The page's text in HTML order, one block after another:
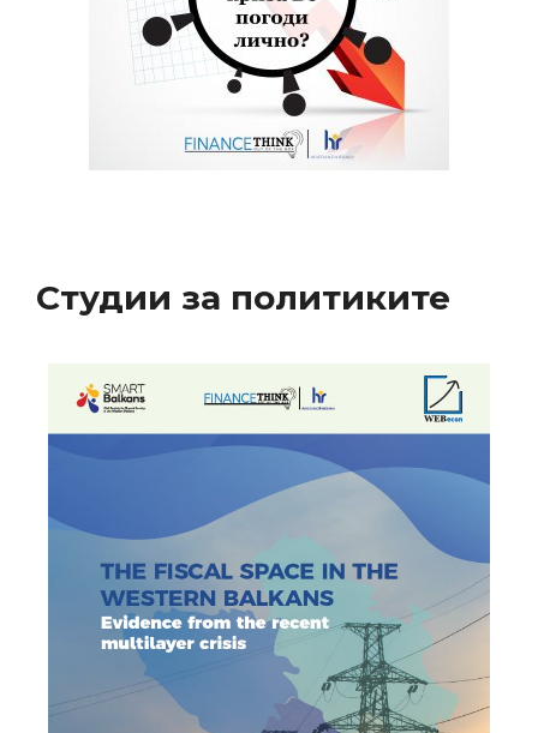
Студии за политиките